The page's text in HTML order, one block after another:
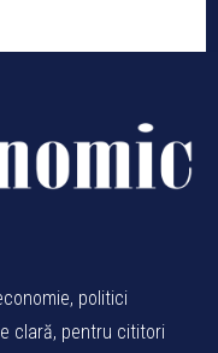
politici
clară, pentru cititori